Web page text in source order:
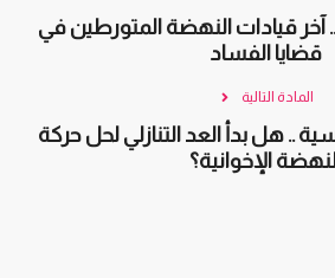
آخر قيادات النهضة المتورطين في
قضايا الفساد
المادة التالية
.. هل بدأ العد التنازلي لحل حركة
الإخوانية؟